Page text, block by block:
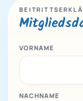
VORNAME
NACHNAME